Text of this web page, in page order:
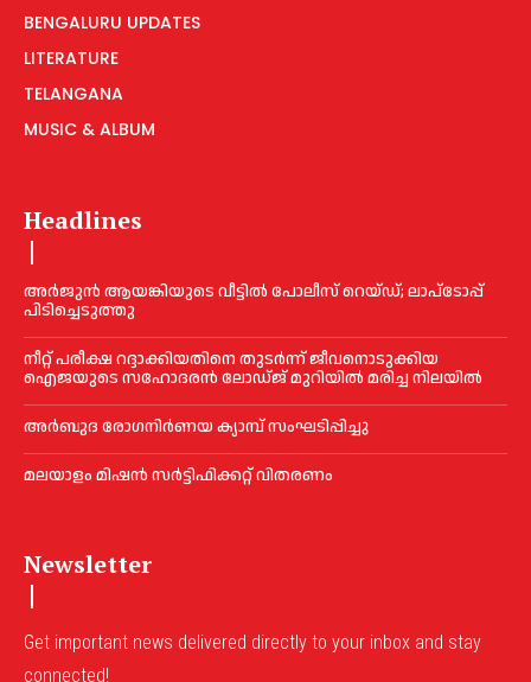
BENGALURU UPDATES
LITERATURE
TELANGANA
MUSIC & ALBUM
Headlines
അര്‍ജുൻ ആയങ്കിയുടെ വീട്ടില്‍ പോലീസ് റെയ്ഡ്; ലാപ്ടോപ്പ്
പിടിച്ചെടുത്തു
നീറ്റ് പരീക്ഷ റദ്ദാക്കിയതിനെ തുടര്‍ന്ന് ജീവനൊടുക്കിയ
ഐജയുടെ സഹോദരന്‍ ലോഡ്ജ് മുറിയില്‍ മരിച്ച നിലയില്‍
അര്‍ബുദ രോഗനിര്‍ണയ ക്യാമ്പ് സംഘടിപ്പിച്ചു
മലയാളം മിഷൻ സർട്ടിഫിക്കറ്റ് വിതരണം
Newsletter
Get important news delivered directly to your inbox and stay
connected!